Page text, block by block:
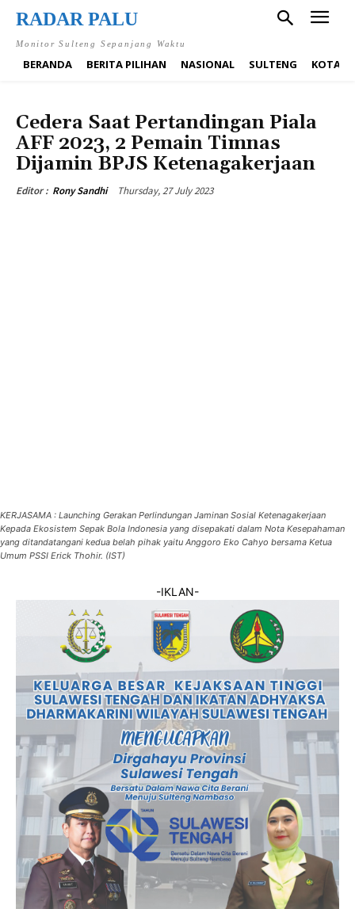
RADAR PALU
Monitor Sulteng Sepanjang Waktu
BERANDA BERITA PILIHAN NASIONAL SULTENG KOTA
Cedera Saat Pertandingan Piala
AFF 2023, 2 Pemain Timnas
Dijamin BPJS Ketenagakerjaan
Editor : Rony Sandhi Thursday, 27 July 2023
KERJASAMA : Launching Gerakan Perlindungan Jaminan Sosial Ketenagakerjaan
Kepada Ekosistem Sepak Bola Indonesia yang disepakati dalam Nota Kesepahaman
yang ditandatangani kedua belah pihak yaitu Anggoro Eko Cahyo bersama Ketua
Umum PSSI Erick Thohir. (IST)
-IKLAN-